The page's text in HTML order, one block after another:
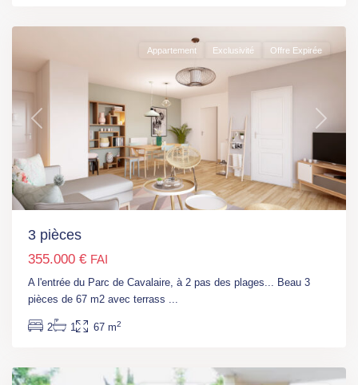
Previous Next
Appartement Exclusivité Offre Expirée
3 pièces
355.000 € FAI
A l'entrée du Parc de Cavalaire, à 2 pas des plages... Beau 3
pièces de 67 m2 avec terrass ...
2 1 67 m2
d’Azur,